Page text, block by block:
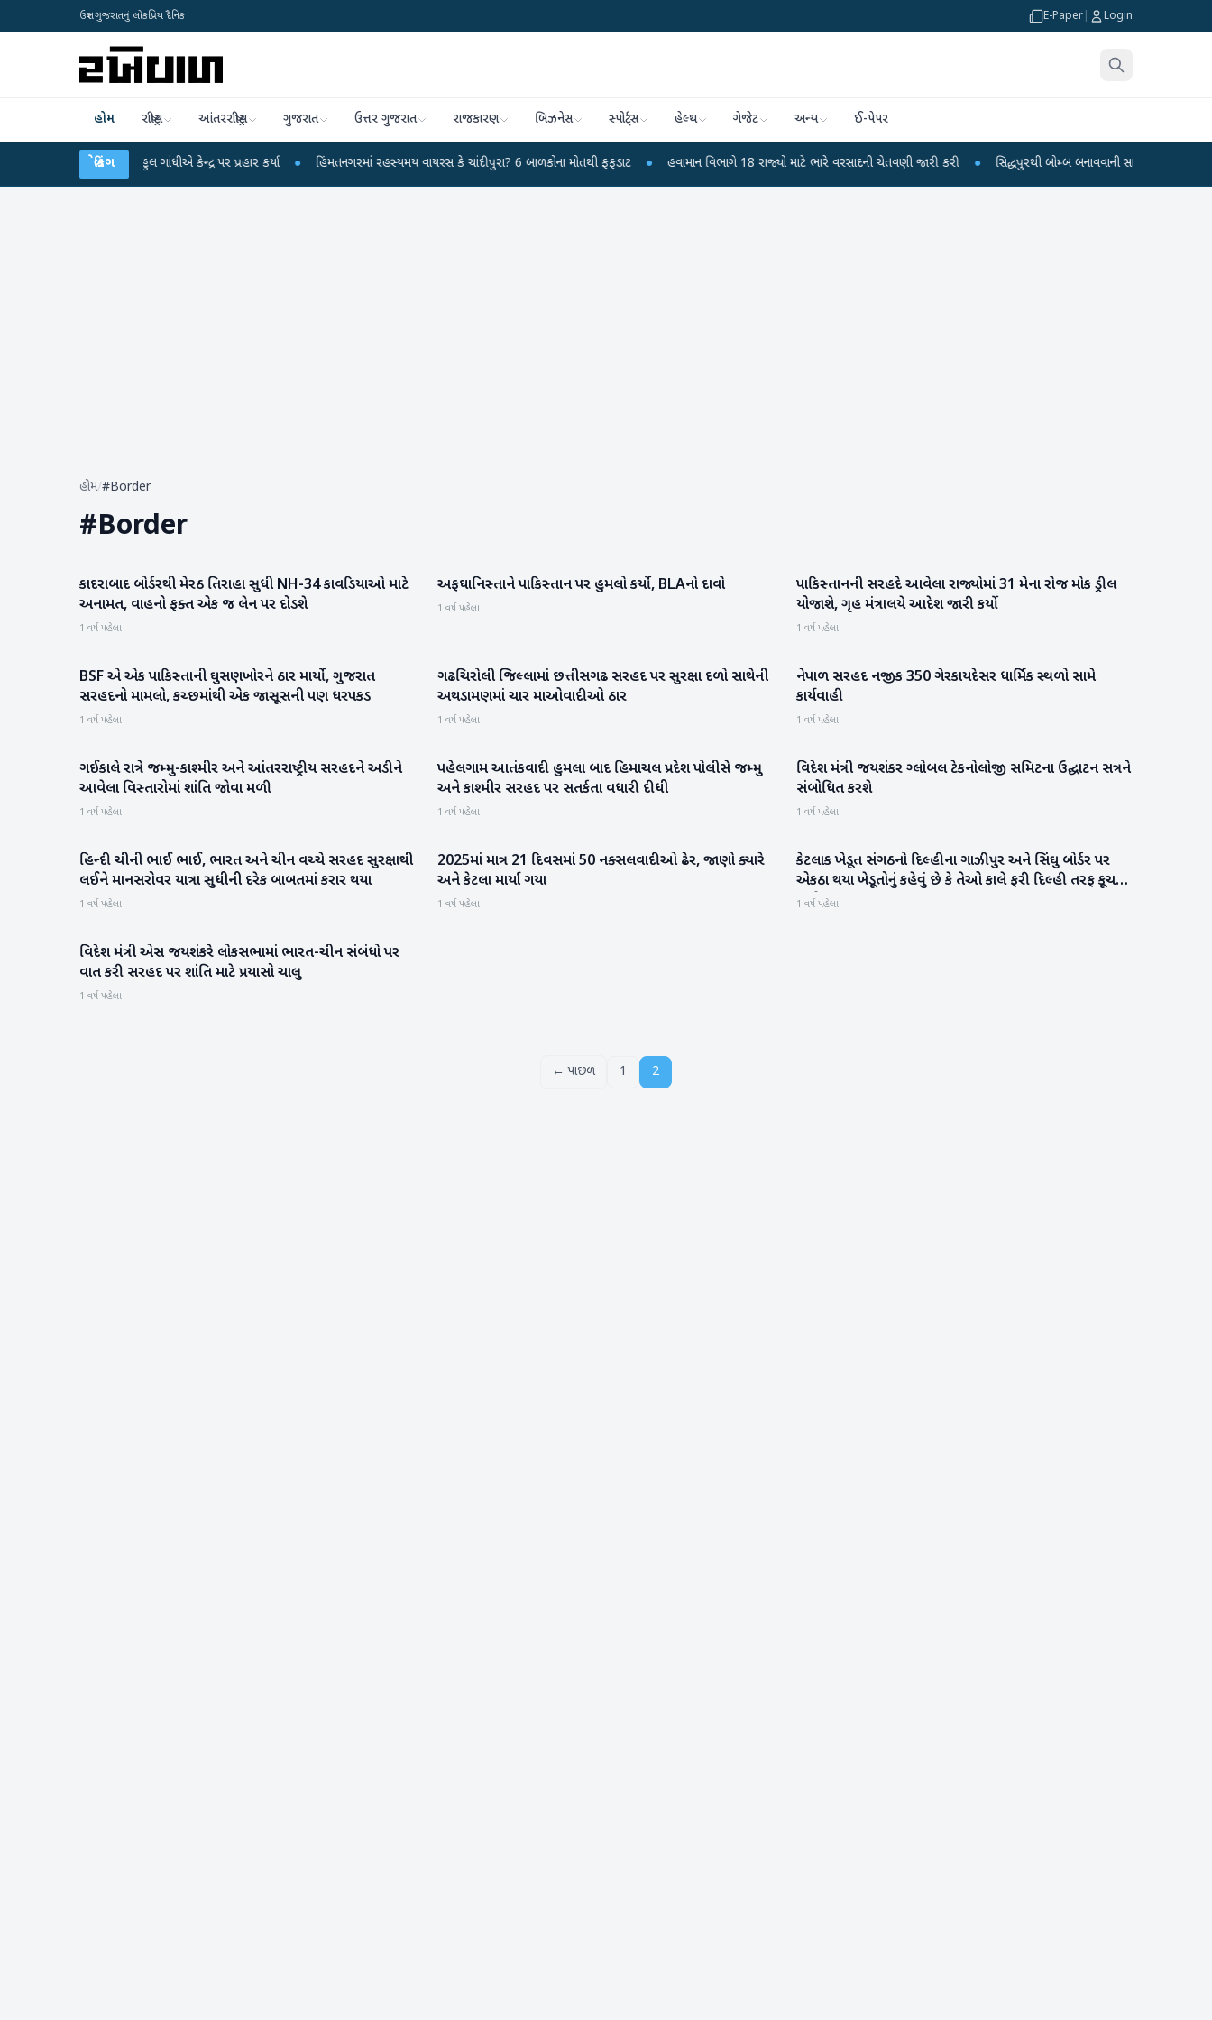
ઉત્તર ગુજરાતનું લોકપ્રિય દૈનિક E-Paper Login
હોમ રાષ્ટ્રીય આંતરરાષ્ટ્રીય ગુજરાત ઉત્તર ગુજરાત રાજકારણ બિઝનેસ સ્પોર્ટ્સ હેલ્થ ગેજેટ અન્ય ઈ-પેપર
બ્રેકિંગ
પર રાહુલ ગાંધીએ કેન્દ્ર પર પ્રહાર કર્યા ● હિંમતનગરમાં રહસ્યમય વાયરસ કે ચાંદીપુરા? 6 બાળકોના મોતથી ફફડાટ ● હવામાન વિભાગે 18 રાજ્યો માટે ભારે વરસાદની ચેતવણી જારી કરી ● સિદ્ધપુરથી બોમ્બ બનાવવાની સામગ્રી સાથે જૈશના 5 શંકાસ્પદ
હોમ/#Border
#Border
રાષ્ટ્રીય
કાદરાબાદ બોર્ડરથી મેરઠ તિરાહા સુધી NH-34 કાવડિયાઓ માટે
અનામત, વાહનો ફક્ત એક જ લેન પર દોડશે
1 વર્ષ પહેલા
આંતરરાષ્ટ્રીય
અફઘાનિસ્તાને પાકિસ્તાન પર હુમલો કર્યો, BLAનો દાવો
1 વર્ષ પહેલા
રાષ્ટ્રીય
પાકિસ્તાનની સરહદે આવેલા રાજ્યોમાં 31 મેના રોજ મોક ડ્રીલ
યોજાશે, ગૃહ મંત્રાલયે આદેશ જારી કર્યો
1 વર્ષ પહેલા
રાષ્ટ્રીય
BSF એ એક પાકિસ્તાની ઘુસણખોરને ઠાર માર્યો, ગુજરાત
સરહદનો મામલો, કચ્છમાંથી એક જાસૂસની પણ ધરપકડ
1 વર્ષ પહેલા
રાષ્ટ્રીય
ગઢચિરોલી જિલ્લામાં છત્તીસગઢ સરહદ પર સુરક્ષા દળો સાથેની
અથડામણમાં ચાર માઓવાદીઓ ઠાર
1 વર્ષ પહેલા
રાષ્ટ્રીય
નેપાળ સરહદ નજીક 350 ગેરકાયદેસર ધાર્મિક સ્થળો સામે
કાર્યવાહી
1 વર્ષ પહેલા
રાષ્ટ્રીય
ગઈકાલે રાત્રે જમ્મુ-કાશ્મીર અને આંતરરાષ્ટ્રીય સરહદને અડીને
આવેલા વિસ્તારોમાં શાંતિ જોવા મળી
1 વર્ષ પહેલા
રાષ્ટ્રીય
પહેલગામ આતંકવાદી હુમલા બાદ હિમાચલ પ્રદેશ પોલીસે જમ્મુ
અને કાશ્મીર સરહદ પર સતર્કતા વધારી દીધી
1 વર્ષ પહેલા
બિઝનેસ
વિદેશ મંત્રી જયશંકર ગ્લોબલ ટેકનોલોજી સમિટના ઉદ્ઘાટન સત્રને
સંબોધિત કરશે
1 વર્ષ પહેલા
રાષ્ટ્રીય
હિન્દી ચીની ભાઈ ભાઈ, ભારત અને ચીન વચ્ચે સરહદ સુરક્ષાથી
લઈને માનસરોવર યાત્રા સુધીની દરેક બાબતમાં કરાર થયા
1 વર્ષ પહેલા
રાષ્ટ્રીય
2025માં માત્ર 21 દિવસમાં 50 નક્સલવાદીઓ ઢેર, જાણો ક્યારે
અને કેટલા માર્યા ગયા
1 વર્ષ પહેલા
રાષ્ટ્રીય
કેટલાક ખેડૂત સંગઠનો દિલ્હીના ગાઝીપુર અને સિંઘુ બોર્ડર પર
એકઠા થયા ખેડૂતોનું કહેવું છે કે તેઓ કાલે ફરી દિલ્હી તરફ કૂચ
કરશે
1 વર્ષ પહેલા
રાષ્ટ્રીય
વિદેશ મંત્રી એસ જયશંકરે લોકસભામાં ભારત-ચીન સંબંધો પર
વાત કરી સરહદ પર શાંતિ માટે પ્રયાસો ચાલુ
1 વર્ષ પહેલા
← પાછળ 1 2